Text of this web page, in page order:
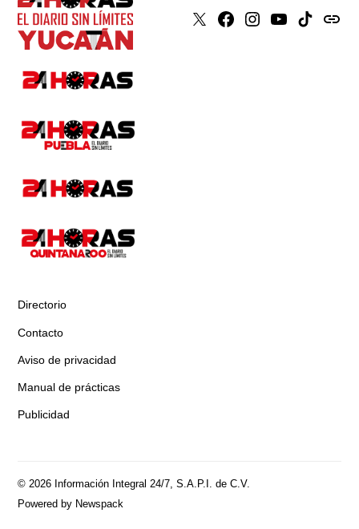
X Faceboook
Instagram
YoutubeTiktokissuu
Directorio
Contacto
Aviso de privacidad
Manual de prácticas
Publicidad
© 2026 Información Integral 24/7, S.A.P.I. de C.V.
Powered by Newspack